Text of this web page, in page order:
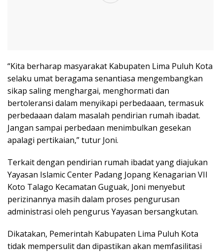
“Kita berharap masyarakat Kabupaten Lima Puluh Kota
selaku umat beragama senantiasa mengembangkan
sikap saling menghargai, menghormati dan
bertoleransi dalam menyikapi perbedaaan, termasuk
perbedaaan dalam masalah pendirian rumah ibadat.
Jangan sampai perbedaan menimbulkan gesekan
apalagi pertikaian,” tutur Joni.
Terkait dengan pendirian rumah ibadat yang diajukan
Yayasan Islamic Center Padang Jopang Kenagarian VII
Koto Talago Kecamatan Guguak, Joni menyebut
perizinannya masih dalam proses pengurusan
administrasi oleh pengurus Yayasan bersangkutan.
Dikatakan, Pemerintah Kabupaten Lima Puluh Kota
tidak mempersulit dan dipastikan akan memfasilitasi